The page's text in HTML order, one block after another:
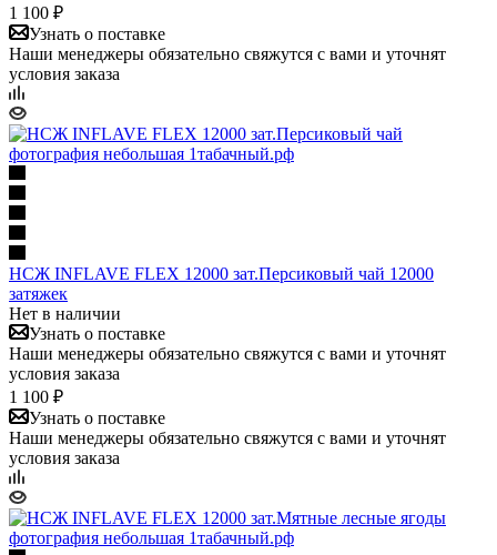
1 100 ₽
Узнать о поставке
Наши менеджеры обязательно свяжутся с вами и уточнят
условия заказа
НСЖ INFLAVE FLEX 12000 зат.Персиковый чай 12000
затяжек
Нет в наличии
Узнать о поставке
Наши менеджеры обязательно свяжутся с вами и уточнят
условия заказа
1 100 ₽
Узнать о поставке
Наши менеджеры обязательно свяжутся с вами и уточнят
условия заказа